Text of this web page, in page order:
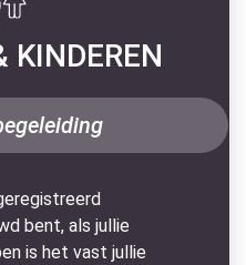
KINDEREN
bent, als jullie
is het vast jullie